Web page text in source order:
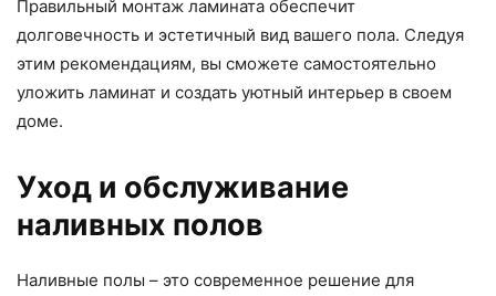
Правильный монтаж ламината обеспечит
долговечность и эстетичный вид вашего пола. Следуя
этим рекомендациям, вы сможете самостоятельно
уложить ламинат и создать уютный интерьер в своем
доме.
Уход и обслуживание
наливных полов
Наливные полы – это современное решение для